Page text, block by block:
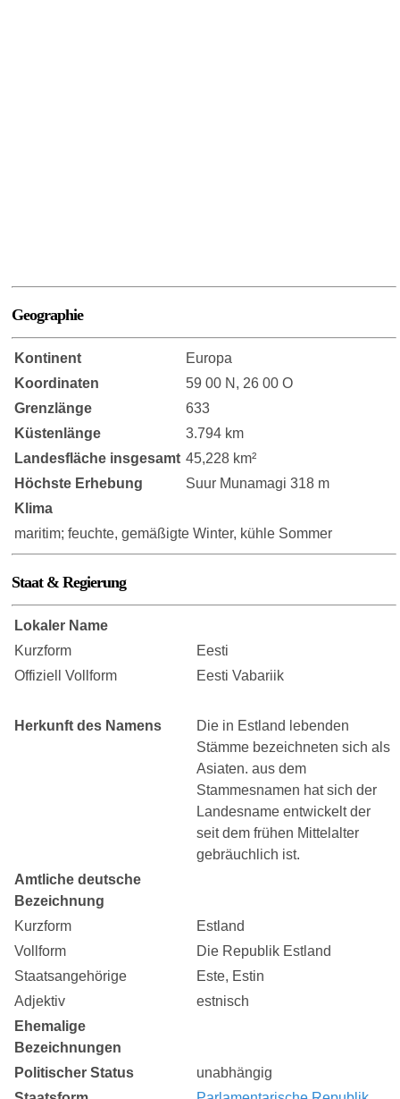
Geographie
Kontinent
Europa
Koordinaten
59 00 N, 26 00 O
Grenzlänge
633
Küstenlänge
3.794 km
Landesfläche insgesamt 45,228 km²
Höchste Erhebung
Suur Munamagi 318 m
Klima
maritim; feuchte, gemäßigte Winter, kühle Sommer
Staat & Regierung
Lokaler Name
Kurzform
Eesti
Offiziell Vollform
Eesti Vabariik
Herkunft des Namens
Die in Estland lebenden
Stämme bezeichneten sich als
Asiaten. aus dem
Stammesnamen hat sich der
Landesname entwickelt der
seit dem frühen Mittelalter
gebräuchlich ist.
Amtliche deutsche
Bezeichnung
Kurzform
Estland
Vollform
Die Republik Estland
Staatsangehörige
Este, Estin
Adjektiv
estnisch
Ehemalige
Bezeichnungen
Politischer Status
unabhängig